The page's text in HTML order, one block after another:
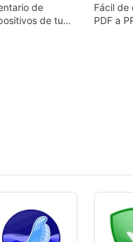
de
de tu
Fácil de
PDF a